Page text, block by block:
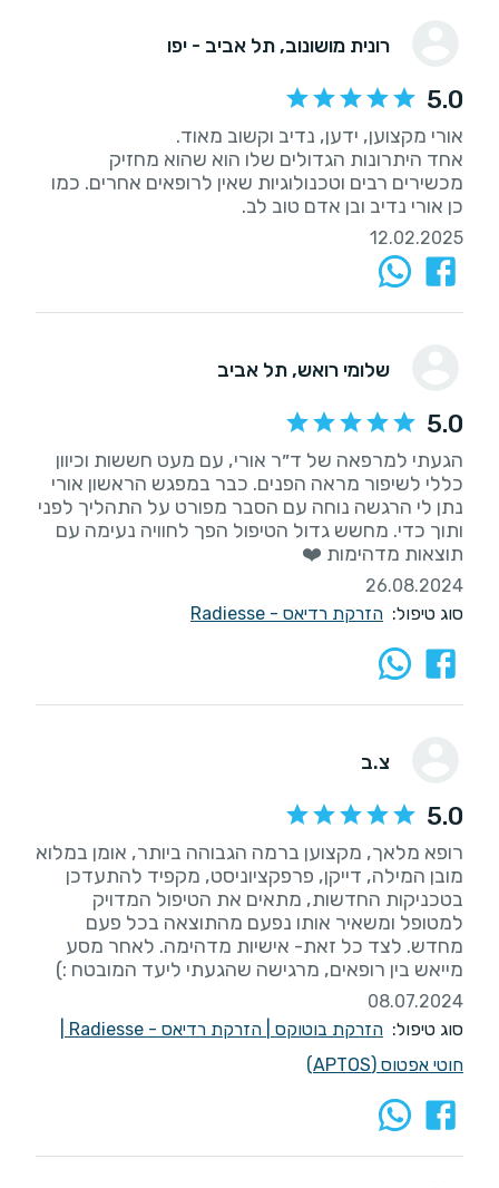
רונית מושונוב, תל אביב - יפו
5.0
אחד היתרונות הגדולים שלו הוא שהוא מחזיק
מכשירים רבים וטכנולוגיות שאין לרופאים אחרים. כמו
כן אורי נדיב ובן אדם טוב לב.
12.02.2025
שלומי רואש, תל אביב
5.0
הגעתי למרפאה של ד״ר אורי, עם מעט חששות וכיוון
כללי לשיפור מראה הפנים. כבר במפגש הראשון אורי
נתן לי הרגשה נוחה עם הסבר מפורט על התהליך לפני
ותוך כדי. מחשש גדול הטיפול הפך לחוויה נעימה עם
תוצאות מדהימות ❤️
26.08.2024
סוג טיפול: הזרקת רדיאס - Radiesse
צ.ב
5.0
רופא מלאך, מקצוען ברמה הגבוהה ביותר, אומן במלוא
מובן המילה, דייקן, פרפקציוניסט, מקפיד להתעדכן
בטכניקות החדשות, מתאים את הטיפול המדויק
למטופל ומשאיר אותו נפעם מהתוצאה בכל פעם
מחדש. לצד כל זאת- אישיות מדהימה. לאחר מסע
מייאש בין רופאים, מרגישה שהגעתי ליעד המובטח :)
08.07.2024
סוג טיפול: הזרקת בוטוקס הזרקת רדיאס - Radiesse
חוטי אפטוס (APTOS)